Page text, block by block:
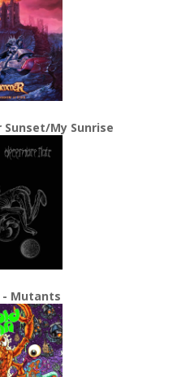
Sunset/My Sunrise
- Mutants